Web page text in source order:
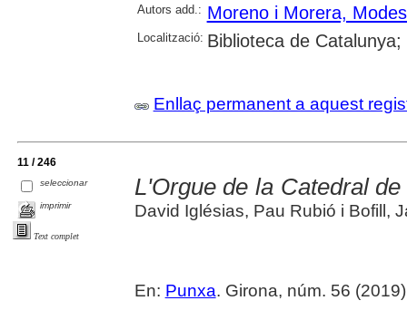
Autors add.: Moreno i Morera,
Localització: Biblioteca de
Enllaç permanent a aquest
11 / 246
seleccionar
imprimir
Text complet
L'Orgue de la Catedral
David Iglésias, Pau Rubió i Bofill,
En: Punxa. Girona, núm. 56